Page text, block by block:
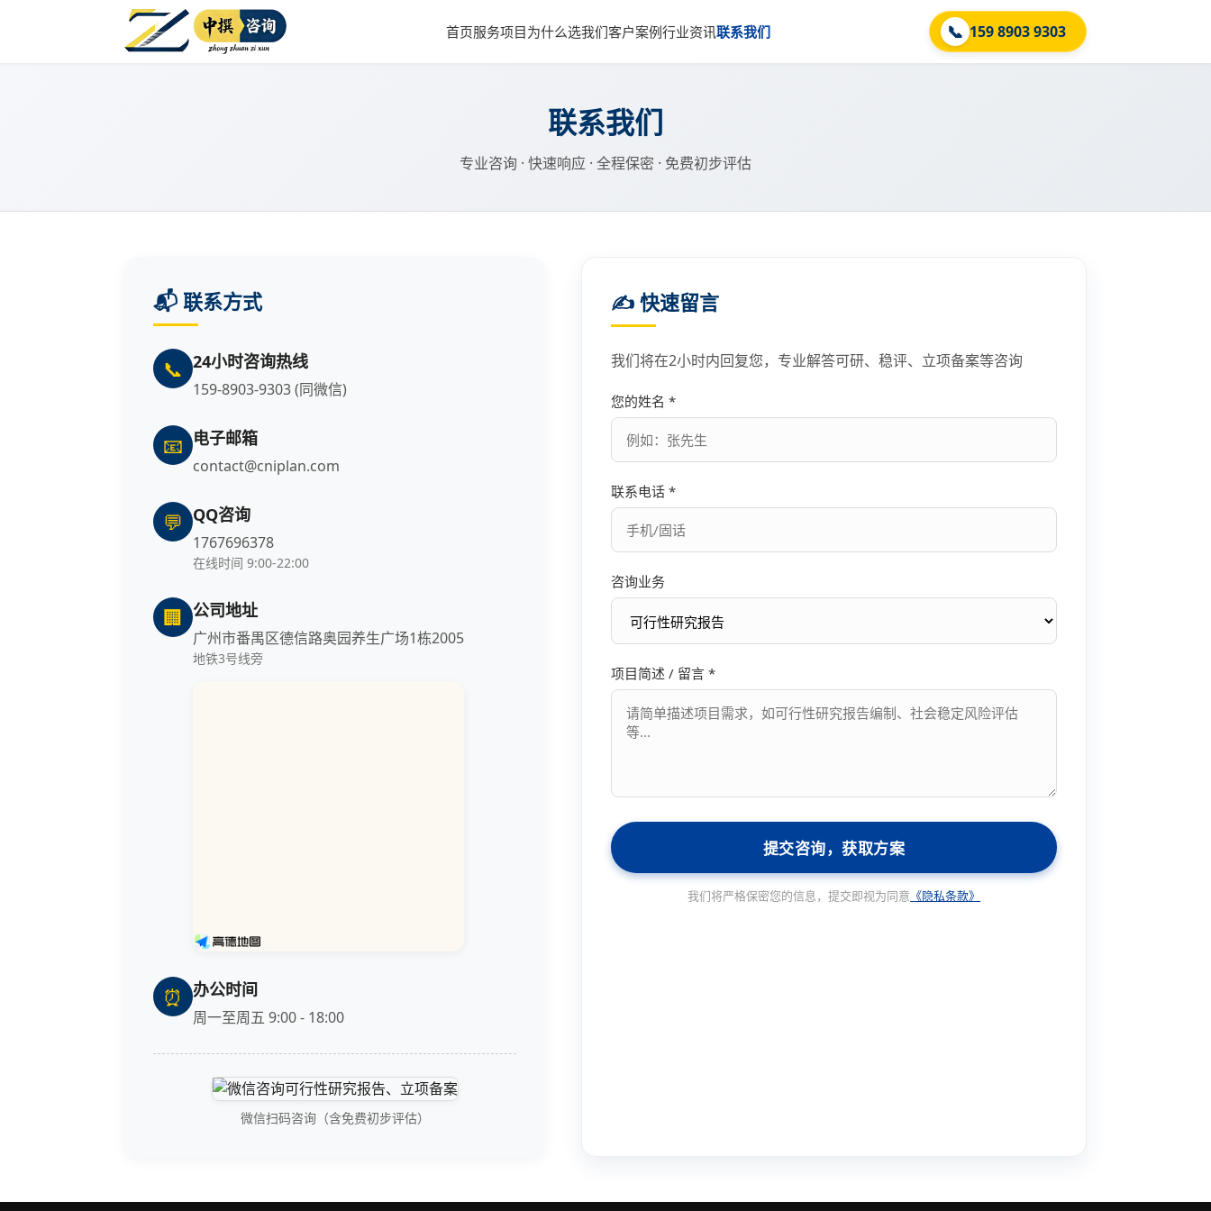
首页服务项目为什么选我们客户案例行业资讯联系我们 📞 159 8903 9303
联系我们
专业咨询 · 快速响应 · 全程保密 · 免费初步评估
📬 联系方式
📞 24小时咨询热线
159-8903-9303(同微信)
📧 电子邮箱
contact@cniplan.com
💬 QQ咨询
1767696378
在线时间 9:00-22:00
🏢 公司地址
广州市番禺区德信路奥园养生广场1栋2005
地铁3号线旁
⏰ 办公时间
周一至周五 9:00 - 18:00
微信扫码咨询（含免费初步评估）
✍️ 快速留言
我们将在2小时内回复您，专业解答可研、稳评、立项备案等咨询
您的姓名 *
联系电话 *
咨询业务
项目简述 / 留言 *
提交咨询，获取方案
我们将严格保密您的信息，提交即视为同意 《隐私条款》